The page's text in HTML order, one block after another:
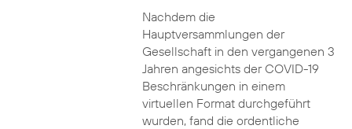
Nachdem die
Hauptversammlungen der
Gesellschaft in den vergangenen 3
Jahren angesichts der COVID-19
Beschränkungen in einem
virtuellen Format durchgeführt
wurden, fand die ordentliche